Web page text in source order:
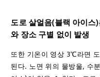
도로 살얼음(블랙 아이스)
와 장소 구별 없이 발생
또한 기온이 영상 3℃라면
된다. 노면 위의 물방울, 수